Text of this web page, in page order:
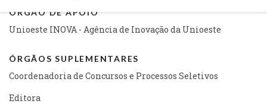
ÓRGÃO DE APOIO
Unioeste INOVA - Agência de Inovação da Unioeste
ÓRGÃOS SUPLEMENTARES
Coordenadoria de Concursos e Processos Seletivos
Editora